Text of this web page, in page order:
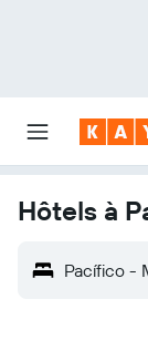
Hôtels à
Pacífico -